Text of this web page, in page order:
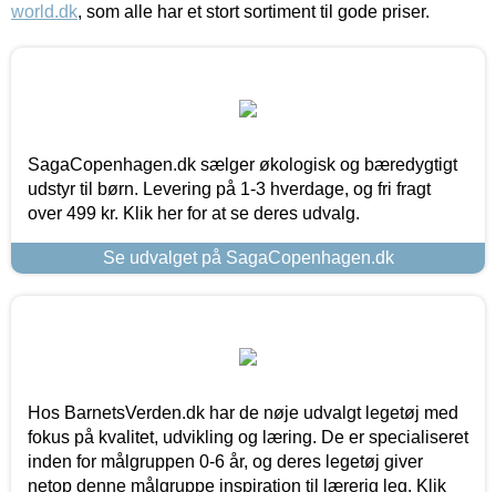
world.dk, som alle har et stort sortiment til gode priser.
SagaCopenhagen.dk sælger økologisk og bæredygtigt
udstyr til børn. Levering på 1-3 hverdage, og fri fragt
over 499 kr. Klik her for at se deres udvalg.
Se udvalget på SagaCopenhagen.dk
Hos BarnetsVerden.dk har de nøje udvalgt legetøj med
fokus på kvalitet, udvikling og læring. De er specialiseret
inden for målgruppen 0-6 år, og deres legetøj giver
netop denne målgruppe inspiration til lærerig leg. Klik